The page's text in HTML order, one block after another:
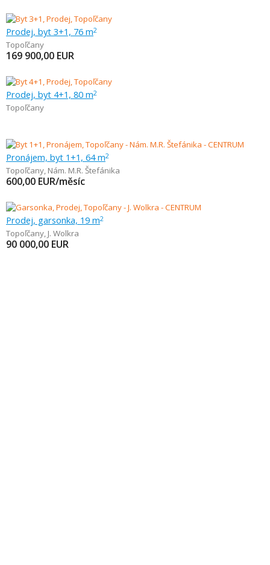
Prodej, byt 3+1, 76 m2
Topoľčany
169 900,00 EUR
Prodej, byt 4+1, 80 m2
Topoľčany
Pronájem, byt 1+1, 64 m2
Topoľčany, Nám. M.R. Štefánika
600,00 EUR/měsíc
Prodej, garsonka, 19 m2
Topoľčany, J. Wolkra
90 000,00 EUR